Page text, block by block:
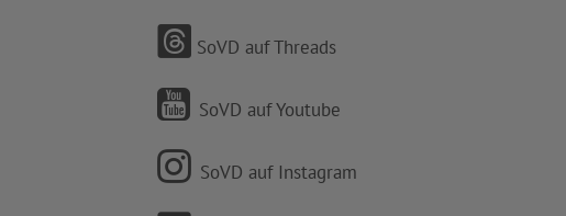
SoVD auf Threads
SoVD auf Youtube
SoVD auf Instagram